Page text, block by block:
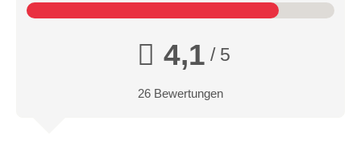
4,1 / 5
26 Bewertungen